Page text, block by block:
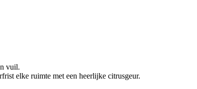
vuil.
elke ruimte met een heerlijke citrusgeur.